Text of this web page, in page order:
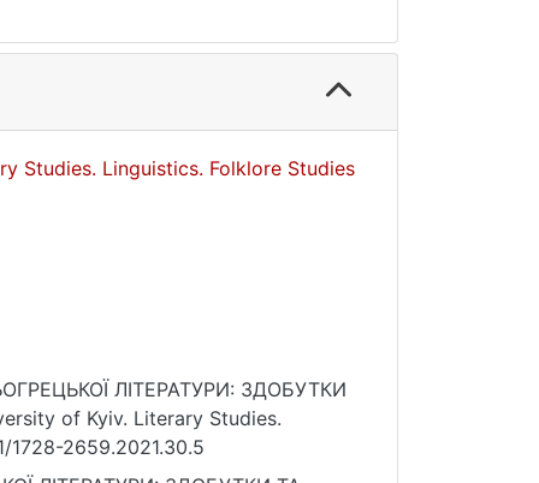
Studies. Linguistics. Folklore Studies
ЛІТЕРАТУРИ: ЗДОБУТКИ
of Kyiv. Literary Studies.
1728-2659.2021.30.5